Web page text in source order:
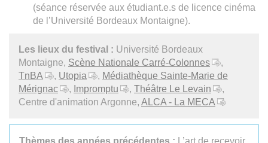
(séance réservée aux étudiant.e.s de licence cinéma
de l’Université Bordeaux Montaigne).
Les lieux du festival : Université Bordeaux
Montaigne, Scène Nationale Carré-Colonnes
,
TnBA
, Utopia , Médiathèque Sainte-Marie de
Mérignac
, Impromptu , Théâtre Le Levain
,
Centre d'animation Argonne, ALCA - La MECA
Thèmes des années précédentes :
L’art de recevoir